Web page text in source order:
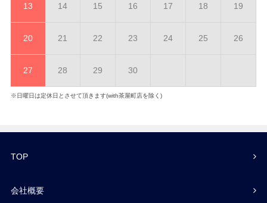
13 14 15 16 17 18 19
20 21 22 23 24 25 26
27 28 29 30
※日曜日は定休日とさせて頂きます(with茶屋町店を除く)
TOP
会社概要